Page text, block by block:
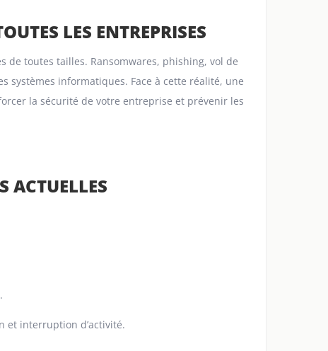
LES ENTREPRISES
de toutes tailles. Ransomwares, phishing, vol de
systèmes informatiques. Face à cette réalité, une
la sécurité de votre entreprise et prévenir les
ACTUELLES
et interruption d’activité.